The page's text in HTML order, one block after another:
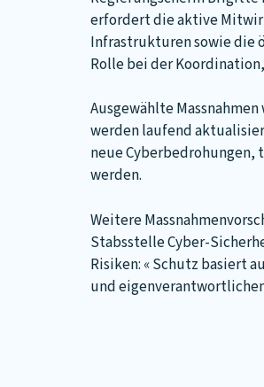
erfordert die aktive
Infrastrukturen sowie die
Rolle bei der
Ausgewählte
werden laufend
neue
werden.
Weitere
Stabsstelle Cyber-
Risiken: « Schutz basiert
und